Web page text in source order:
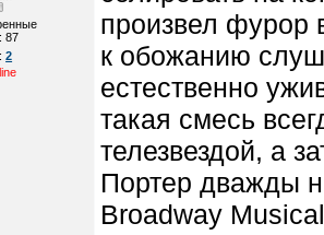
87
2
произвел фурор
к обожанию
естественно
такая смесь
телезвездой, а
Портер дважды
Broadway